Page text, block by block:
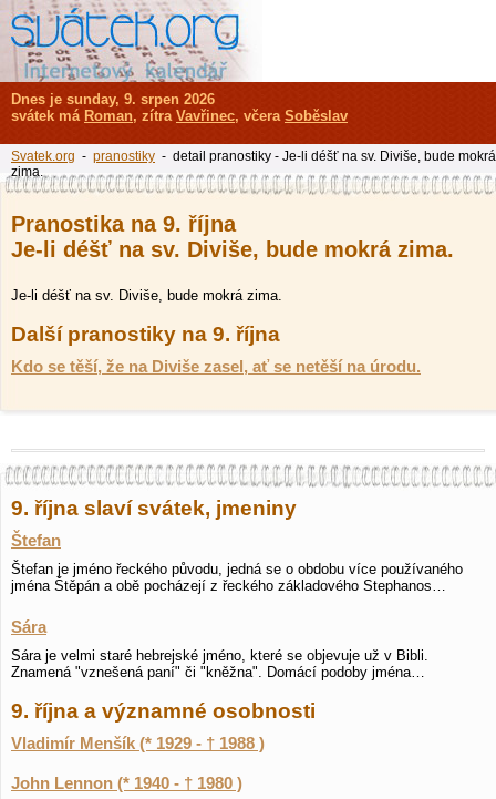
Pranostika na 9. října
Je-li déšť na sv. Diviše, bude mokrá zima.
Je-li déšť na sv. Diviše, bude mokrá zima.
Další pranostiky na 9. října
Kdo se těší, že na Diviše zasel, ať se netěší na úrodu.
9. října slaví svátek, jmeniny
Štefan
Štefan je jméno řeckého původu, jedná se o obdobu více používaného
jména Štěpán a obě pocházejí z řeckého základového Stephanos…
Sára
Sára je velmi staré hebrejské jméno, které se objevuje už v Bibli.
Znamená "vznešená paní" či "kněžna". Domácí podoby jména…
9. října a významné osobnosti
Vladimír Menšík (* 1929 - † 1988 )
John Lennon (* 1940 - † 1980 )
Dnes je sunday, 9. srpen 2026
svátek má Roman, zítra Vavřinec, včera Soběslav
Svatek.org - pranostiky - detail pranostiky - Je-li déšť na sv. Diviše, bude mokrá
zima.